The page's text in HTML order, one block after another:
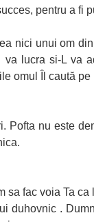
pentru a fi
nici unui om
va lucra si-L va
omul Îl caută
Pofta nu este
sa fac voia Ta
duhovnic .